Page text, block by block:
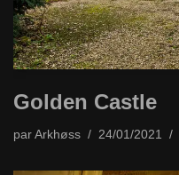
Golden Castle
par Arkhøss 24/01/2021